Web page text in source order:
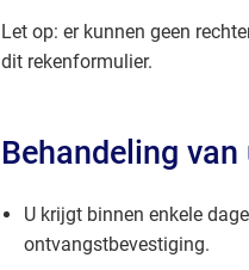
Let op: er kunnen geen
dit rekenformulier.
Behandeling
U krijgt binnen enkele
ontvangstbevestiging.